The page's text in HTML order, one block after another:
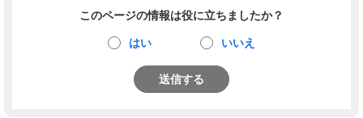
このページの情報は役に立ちましたか？
はい いいえ
送信する